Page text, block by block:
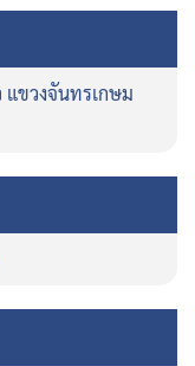
ขวงจันทรเกษม